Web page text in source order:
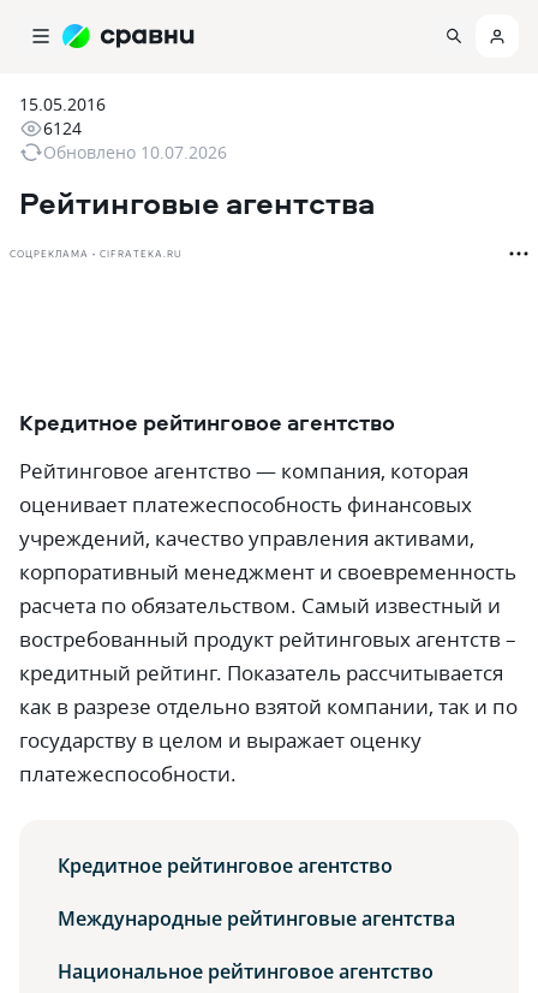
15.05.2016
6124
Обновлено 10.07.2026
Рейтинговые агентства
СОЦРЕКЛАМА • CIFRATEKA.RU
Кредитное рейтинговое агентство
Рейтинговое агентство — компания, которая
оценивает платежеспособность финансовых
учреждений, качество управления активами,
корпоративный менеджмент и своевременность
расчета по обязательством. Самый известный и
востребованный продукт рейтинговых агентств –
кредитный рейтинг. Показатель рассчитывается
как в разрезе отдельно взятой компании, так и по
государству в целом и выражает оценку
платежеспособности.
Кредитное рейтинговое агентство
Международные рейтинговые агентства
Национальное рейтинговое агентство